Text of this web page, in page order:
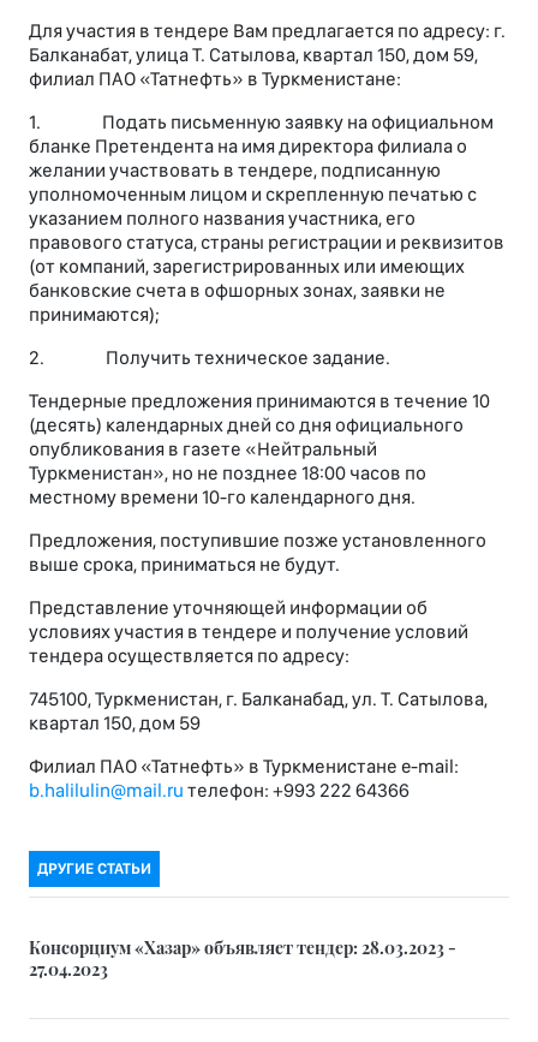
Для участия в тендере Вам предлагается по адресу: г.
Балканабат, улица Т. Сатылова, квартал 150, дом 59,
филиал ПАО «Татнефть» в Туркменистане:
1. Подать письменную заявку на официальном
бланке Претендента на имя директора филиала о
желании участвовать в тендере, подписанную
уполномоченным лицом и скрепленную печатью с
указанием полного названия участника, его
правового статуса, страны регистрации и реквизитов
(от компаний, зарегистрированных или имеющих
банковские счета в офшорных зонах, заявки не
принимаются);
2. Получить техническое задание.
Тендерные предложения принимаются в течение 10
(десять) календарных дней со дня официального
опубликования в газете «Нейтральный
Туркменистан», но не позднее 18:00 часов по
местному времени 10-го календарного дня.
Предложения, поступившие позже установленного
выше срока, приниматься не будут.
Представление уточняющей информации об
условиях участия в тендере и получение условий
тендера осуществляется по адресу:
745100, Туркменистан, г. Балканабад, ул. Т. Сатылова,
квартал 150, дом 59
Филиал ПАО «Татнефть» в Туркменистане e-mail:
b.halilulin@mail.ru телефон: +993 222 64366
ДРУГИЕ СТАТЬИ
Консорциум «Хазар» объявляет тендер: 28.03.2023 -
27.04.2023